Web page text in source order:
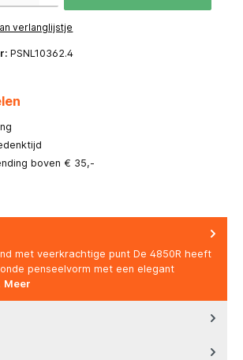
verlanglijstje
PSNL10362.4
boven € 35,-
met veerkrachtige punt De 4850R heeft
penseelvorm met een elegant
Meer